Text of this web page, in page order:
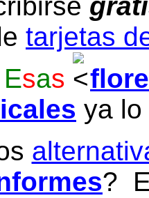
tarjetas
Esas
ya
?